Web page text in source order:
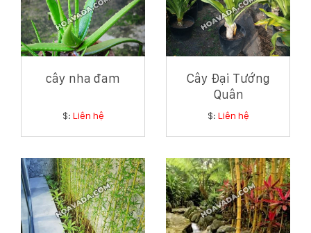
cây nha đam
$: Liên hệ
Cây Đại Tướng
Quân
$: Liên hệ